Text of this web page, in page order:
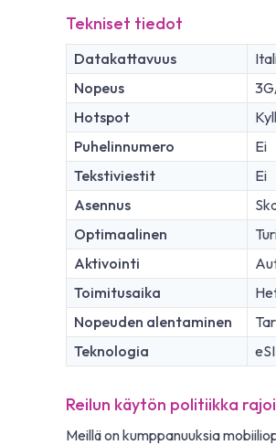
Tekniset tiedot
Datakattavuus
Nopeus
Hotspot
Puhelinnumero
Ei
Tekstiviestit
Ei
Asennus
Optimaalinen
Aktivointi
Toimitusaika
Nopeuden alentaminen
Teknologia
Reilun käytön politiikka
Meillä on kumppanuuksia